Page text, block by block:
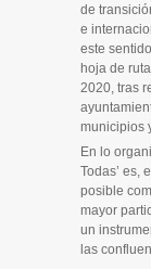
de
e
este
hoja de
2020, tras
municipios
En lo
Todas’ es,
posible
mayor
un
las